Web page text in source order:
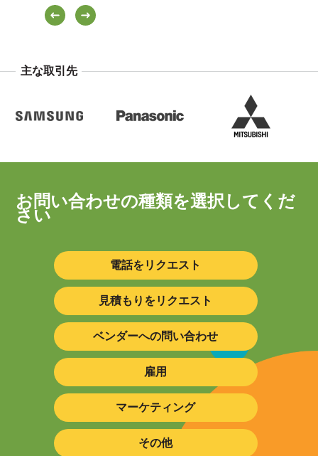
主な取引先
お問い合わせの種類を選択してくだ
さい
電話をリクエスト
見積もりをリクエスト
ベンダーへの問い合わせ
雇用
マーケティング
その他